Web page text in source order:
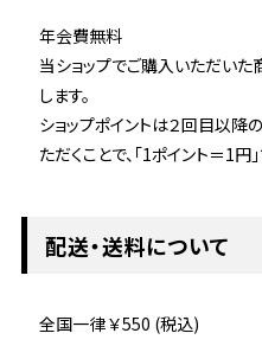
年会費無料
当ショップでご購入いただい
します。
ショップポイントは２回目以降
ただくことで、「1ポイント＝1円
配送・送料について
全国一律 ￥550 (税込)